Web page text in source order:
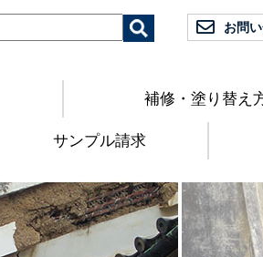
お問
補修・塗り替え
サンプル請求